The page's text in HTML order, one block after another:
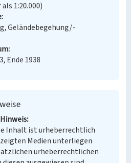
1:20.000)
Geländebegehung/-
Ende 1938
Inhalt ist urheberrechtlich
Medien unterliegen
urheberrechtlichen